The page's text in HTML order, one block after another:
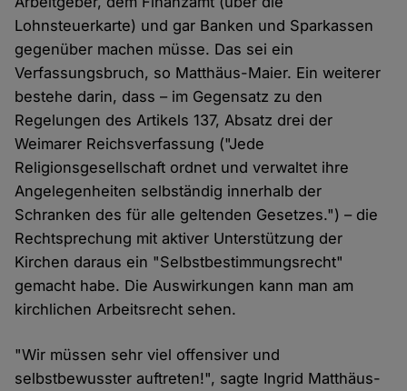
Lohnsteuerkarte) und gar Banken und Sparkassen
gegenüber machen müsse. Das sei ein
Verfassungsbruch, so Matthäus-Maier. Ein weiterer
bestehe darin, dass – im Gegensatz zu den
Regelungen des Artikels 137, Absatz drei der
Weimarer Reichsverfassung ("Jede
Religionsgesellschaft ordnet und verwaltet ihre
Angelegenheiten selbständig innerhalb der
Schranken des für alle geltenden Gesetzes.") – die
Rechtsprechung mit aktiver Unterstützung der
Kirchen daraus ein "Selbstbestimmungsrecht"
gemacht habe. Die Auswirkungen kann man am
kirchlichen Arbeitsrecht sehen.
"Wir müssen sehr viel offensiver und
selbstbewusster auftreten!", sagte Ingrid Matthäus-